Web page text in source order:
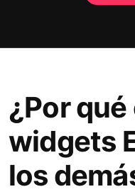
¿Por
widgets
los